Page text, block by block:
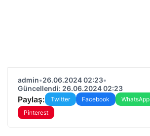
admin•26.06.2024 02:23•
Güncellendi: 26.06.2024 02:23
Paylaş: Twitter Facebook WhatsApp
Pinterest